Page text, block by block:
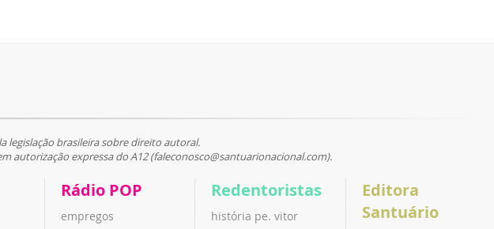
legislação brasileira sobre direito autoral.
expressa do A12 (faleconosco@santuarionacional.com).
Rádio POP
empregos
Redentoristas
história pe. vitor
Editora
Santuário